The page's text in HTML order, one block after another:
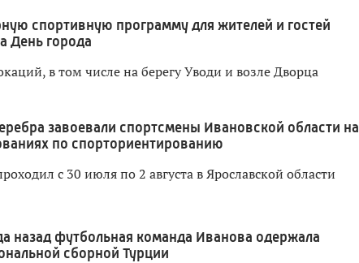
спортивную программу для жителей и гостей
День города
в том числе на берегу Уводи и возле Дворца
завоевали спортсмены Ивановской области на
по спорториентированию
с 30 июля по 2 августа в Ярославской области
назад футбольная команда Иванова одержала
сборной Турции